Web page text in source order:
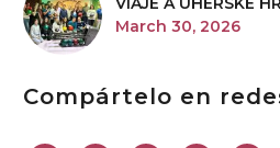
March 30, 2026
Compártelo en